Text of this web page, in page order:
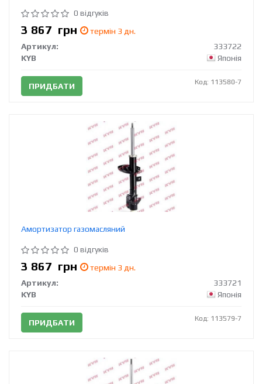
0 відгуків
3 867 грн
термін 3 дн.
Артикул:
333722
KYB
Японія
ПРИДБАТИ Код: 113580-7
Амортизатор газомасляний
0 відгуків
3 867 грн
термін 3 дн.
Артикул:
333721
KYB
Японія
ПРИДБАТИ Код: 113579-7